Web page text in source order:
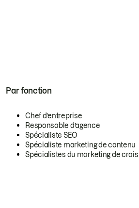
Par fonction
Chef d’entreprise
Responsable d’agence
Spécialiste SEO
Spécialiste marketing de contenu
Spécialistes du marketing de